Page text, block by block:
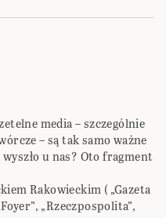
media – szczególnie
– są tak samo ważne
u nas? Oto fragment
Rakowieckim ( „Gazeta
„Rzeczpospolita”,